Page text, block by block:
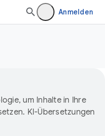
Anmelden
um Inhalte in Ihre
KI-Übersetzungen